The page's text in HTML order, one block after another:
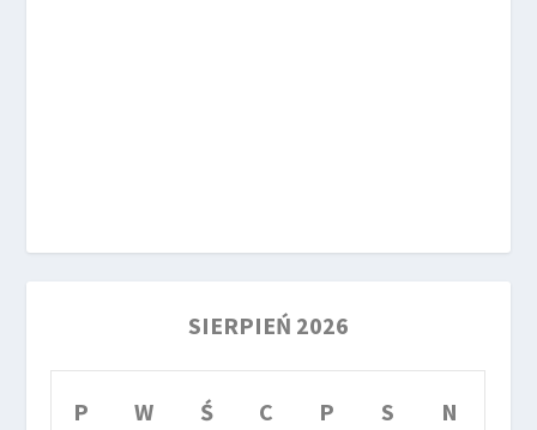
SIERPIEŃ 2026
P W Ś C P S N